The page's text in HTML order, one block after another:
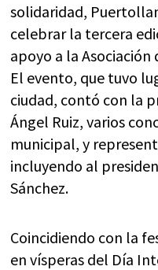
solidaridad,
celebrar la tercera
apoyo a la Asociación
El evento, que tuvo
ciudad, contó con la
Ángel Ruiz, varios
municipal, y
incluyendo al
Sánchez.
Coincidiendo con la
en vísperas del Día